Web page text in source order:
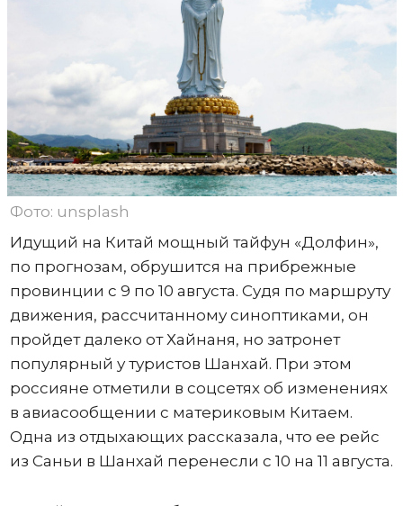
Фото: unsplash
Идущий на Китай мощный тайфун «Долфин»,
по прогнозам, обрушится на прибрежные
провинции с 9 по 10 августа. Судя по маршруту
движения, рассчитанному синоптиками, он
пройдет далеко от Хайнаня, но затронет
популярный у туристов Шанхай. При этом
россияне отметили в соцсетях об изменениях
в авиасообщении с материковым Китаем.
Одна из отдыхающих рассказала, что ее рейс
из Саньи в Шанхай перенесли с 10 на 11 августа.